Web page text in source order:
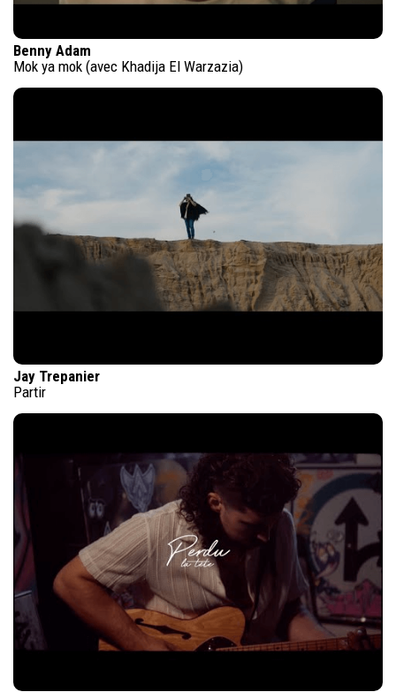
Benny Adam
Mok ya mok (avec Khadija El Warzazia)
Jay Trepanier
Partir